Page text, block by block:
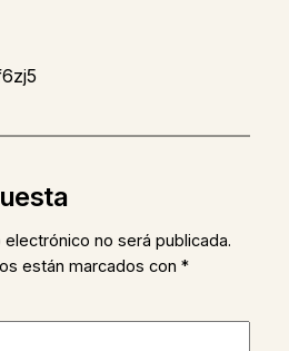
no será publicada.
están marcados con *